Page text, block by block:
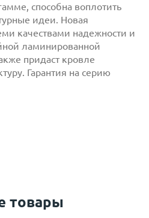
персональных данных
способна воплотить
идеи. Новая
качествами надежности и
ламинированной
придаст кровле
Гарантия на серию
товары